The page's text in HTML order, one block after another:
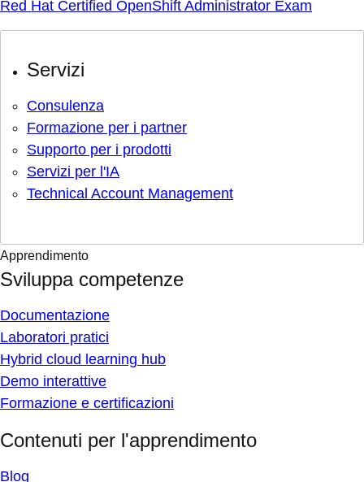
Red Hat Certified OpenShift Administrator Exam
Servizi
Consulenza
Formazione per i partner
Supporto per i prodotti
Servizi per l'IA
Technical Account Management
Apprendimento
Sviluppa competenze
Documentazione
Laboratori pratici
Hybrid cloud learning hub
Demo interattive
Formazione e certificazioni
Contenuti per l'apprendimento
Blog